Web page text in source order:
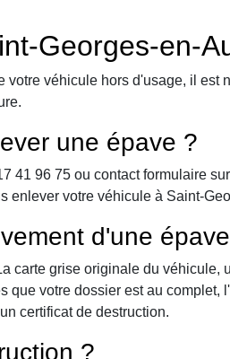
Georges-en-
véhicule hors d'usage, il est
une épave ?
41 96 75 ou contact formulaire
enlever votre véhicule à Saint-
d'une
carte grise originale du véhicule,
votre dossier est au complet,
certificat de destruction.
?